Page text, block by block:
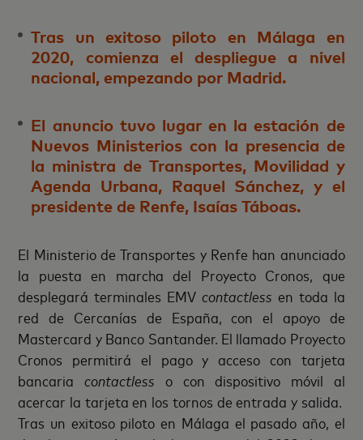
Tras un exitoso piloto en Málaga en
2020, comienza el despliegue a nivel
nacional, empezando por Madrid.
El anuncio tuvo lugar en la estación de
Nuevos Ministerios con la presencia de
la ministra de Transportes, Movilidad y
Agenda Urbana, Raquel Sánchez, y el
presidente de Renfe, Isaías Táboas.
El Ministerio de Transportes y Renfe han anunciado
la puesta en marcha del Proyecto Cronos, que
desplegará terminales EMV contactless en toda la
red de Cercanías de España, con el apoyo de
Mastercard y Banco Santander. El llamado Proyecto
Cronos permitirá el pago y acceso con tarjeta
bancariacontactless o con dispositivo móvil al
acercar la tarjeta en los tornos de entrada y salida.
Tras un exitoso piloto en Málaga el pasado año, el